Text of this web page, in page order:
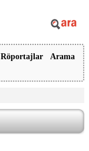
Röportajlar
Arama